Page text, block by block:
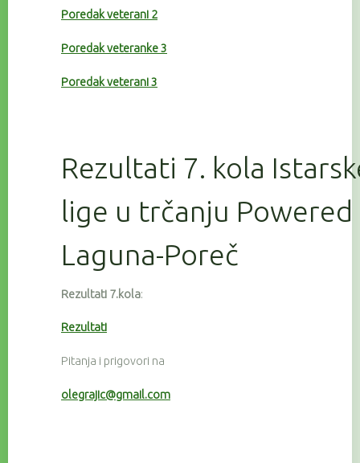
Poredak veterani 2
Poredak veteranke 3
Poredak veterani 3
Rezultati 7. kola
lige u trčanju Powered
Laguna-Poreč
Rezultati 7.kola:
Rezultati
Pitanja i prigovori na
olegrajic@gmail.com